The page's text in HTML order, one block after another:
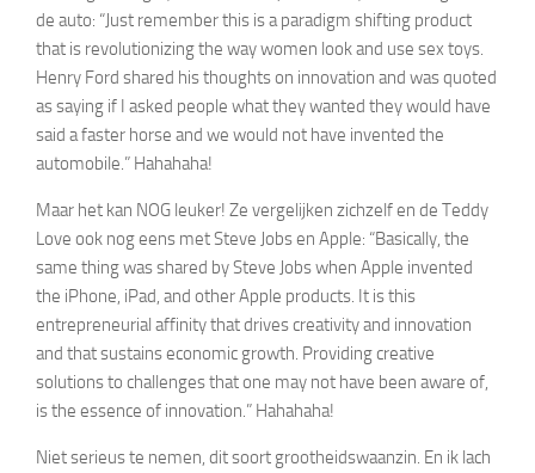
de auto: “Just remember this is a paradigm shifting product
that is revolutionizing the way women look and use sex toys.
Henry Ford shared his thoughts on innovation and was quoted
as saying if I asked people what they wanted they would have
said a faster horse and we would not have invented the
automobile.” Hahahaha!
Maar het kan NOG leuker! Ze vergelijken zichzelf en de Teddy
Love ook nog eens met Steve Jobs en Apple: “Basically, the
same thing was shared by Steve Jobs when Apple invented
the iPhone, iPad, and other Apple products. It is this
entrepreneurial affinity that drives creativity and innovation
and that sustains economic growth. Providing creative
solutions to challenges that one may not have been aware of,
is the essence of innovation.” Hahahaha!
Niet serieus te nemen, dit soort grootheidswaanzin. En ik lach